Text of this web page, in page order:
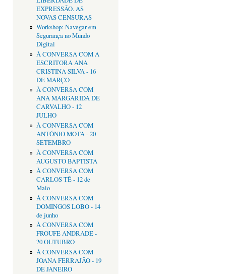
EXPRESSÃO. AS
NOVAS CENSURAS
Workshop: Navegar em
Segurança no Mundo
Digital
À CONVERSA COM A
ESCRITORA ANA
CRISTINA SILVA - 16
DE MARÇO
À CONVERSA COM
ANA MARGARIDA DE
CARVALHO - 12
JULHO
À CONVERSA COM
ANTÓNIO MOTA - 20
SETEMBRO
À CONVERSA COM
AUGUSTO BAPTISTA
À CONVERSA COM
CARLOS TÊ - 12 de
Maio
À CONVERSA COM
DOMINGOS LOBO - 14
de junho
À CONVERSA COM
FROUFE ANDRADE -
20 OUTUBRO
À CONVERSA COM
JOANA FERRAJÃO - 19
DE JANEIRO